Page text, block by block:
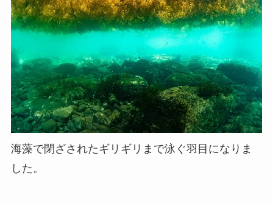
海藻で閉ざされたギリギリまで泳ぐ羽目になりま
した。